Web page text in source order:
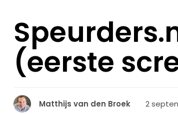
(eerste
Matthijs van den Broek 2